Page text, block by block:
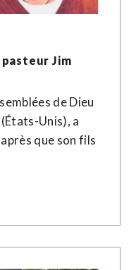
Jim
de Dieu
Unis), a
que son fils